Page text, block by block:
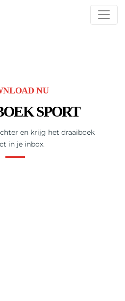
NU
SPORT
en krijg het draaiboek
in je inbox.